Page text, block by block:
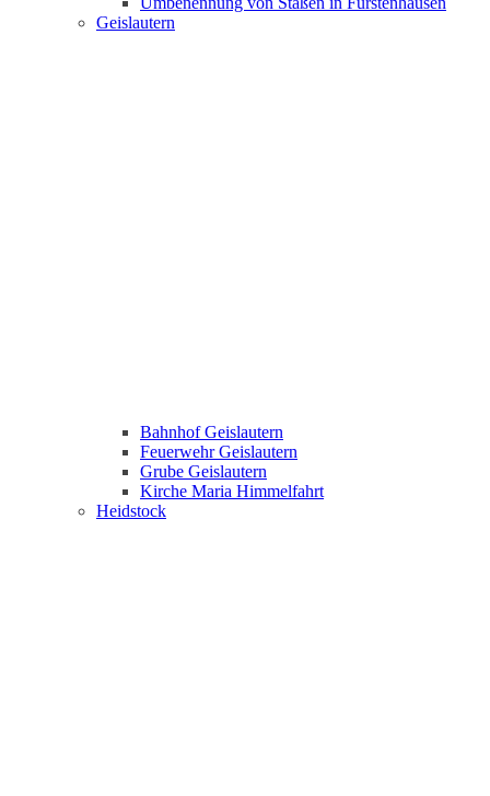
Geislautern
Bahnhof Geislautern
Feuerwehr Geislautern
Grube Geislautern
Kirche Maria Himmelfahrt
Heidstock